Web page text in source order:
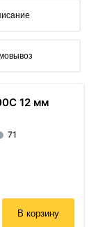
12 мм
71
В корзину